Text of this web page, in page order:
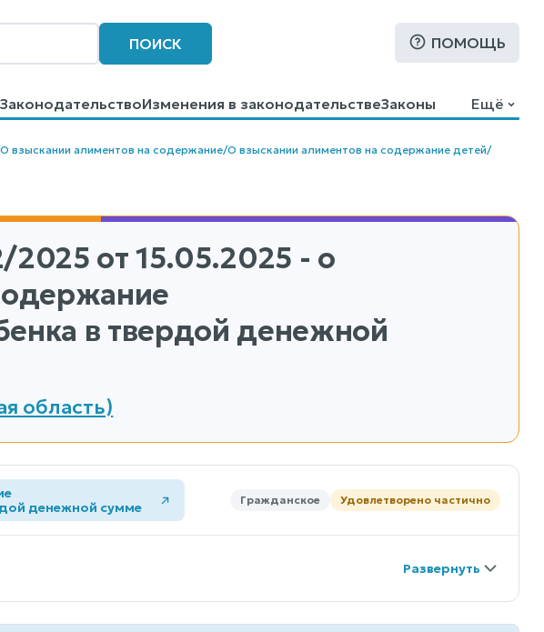
ПОИСК ПОМОЩЬ
ЗаконодательствоИзменения в законодательствеЗаконы
Ещё
О взыскании алиментов на содержание/О взыскании алиментов на содержание детей/
2025 от 15.05.2025 - о
в твердой денежной
область)
денежной сумме
Гражданское Удовлетворено частично